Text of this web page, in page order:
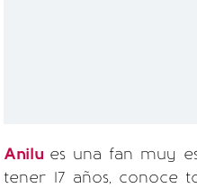
Anilu es una fan muy
tener 17 años, conoce